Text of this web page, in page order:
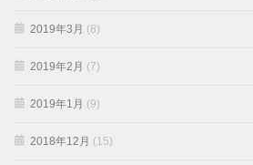
2019年3月 (8)
2019年2月 (7)
2019年1月 (9)
2018年12月 (15)